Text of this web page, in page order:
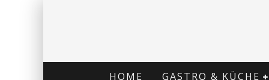
HOME GASTRO & KÜCHE